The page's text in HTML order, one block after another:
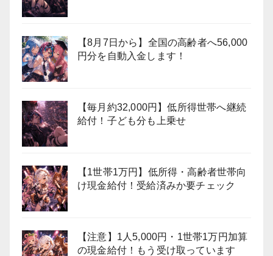
【8月7日から】全国の高齢者へ56,000
円分を自動入金します！
【毎月約32,000円】低所得世帯へ継続
給付！子ども分も上乗せ
【1世帯1万円】低所得・高齢者世帯向
け現金給付！受給済みか要チェック
【注意】1人5,000円・1世帯1万円加算
の現金給付！もう受け取っています